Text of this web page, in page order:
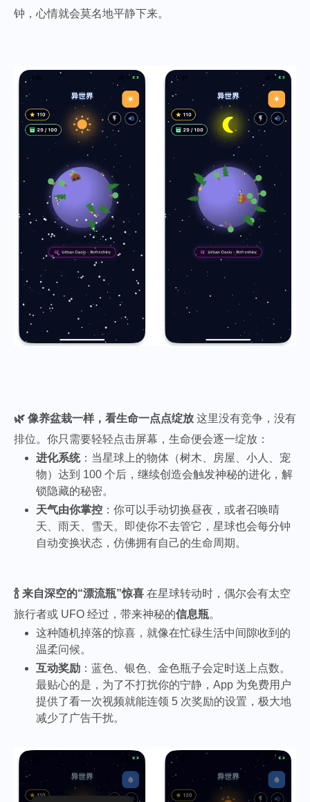
钟，心情就会莫名地平静下来。
🌿 像养盆栽一样，看生命一点点绽放 这里没有竞争，没有
排位。你只需要轻轻点击屏幕，生命便会逐一绽放：
进化系统：当星球上的物体（树木、房屋、小人、宠
物）达到 100 个后，继续创造会触发神秘的进化，解
锁隐藏的秘密。
天气由你掌控 ：你可以手动切换昼夜，或者召唤晴
天、雨天、雪天。即使你不去管它，星球也会每分钟
自动变换状态，仿佛拥有自己的生命周期。
🍾 来自深空的“漂流瓶”惊喜 在星球转动时，偶尔会有太空
旅行者或 UFO 经过，带来神秘的信息瓶。
这种随机掉落的惊喜，就像在忙碌生活中间隙收到的
温柔问候。
互动奖励 ：蓝色、银色、金色瓶子会定时送上点数。
最贴心的是，为了不打扰你的宁静，App 为免费用户
提供了看一次视频就能连领 5 次奖励的设置，极大地
减少了广告干扰。